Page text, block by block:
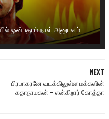
ஒன்பதாம் நாள் அனுபவம்
NEXT
பிரபாகரனே வடக்கிலுள்ள மக்களின்
கதாநாயகன் – என்கிறார் கோத்தா